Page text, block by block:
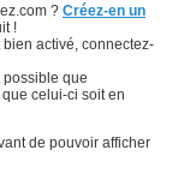
? Créez-en un
!
activé, connectez-
possible que
celui-ci soit en
de pouvoir afficher